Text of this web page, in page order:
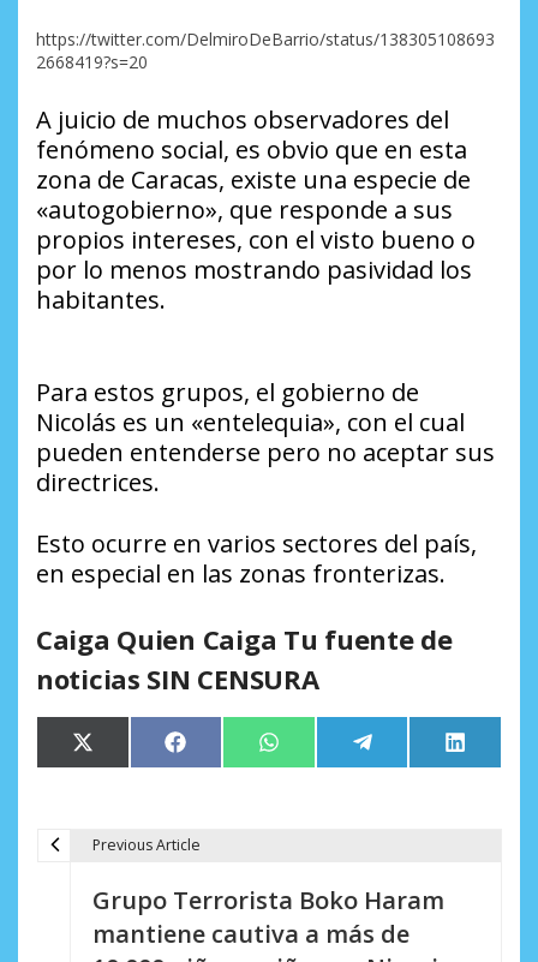
https://twitter.com/DelmiroDeBarrio/status/138305108693
2668419?s=20
A juicio de muchos observadores del
fenómeno social, es obvio que en esta
zona de Caracas, existe una especie de
«autogobierno», que responde a sus
propios intereses, con el visto bueno o
por lo menos mostrando pasividad los
habitantes.
Para estos grupos, el gobierno de
Nicolás es un «entelequia», con el cual
pueden entenderse pero no aceptar sus
directrices.
Esto ocurre en varios sectores del país,
en especial en las zonas fronterizas.
Caiga Quien Caiga Tu fuente de
noticias SIN CENSURA
Compartir
en
X
(Twitter)
Compartir
en
Facebook Compartir
en
WhatsApp Compartir
en
Telegram
en
LinkedIn
Previous Article
Grupo Terrorista Boko Haram
mantiene cautiva a más de